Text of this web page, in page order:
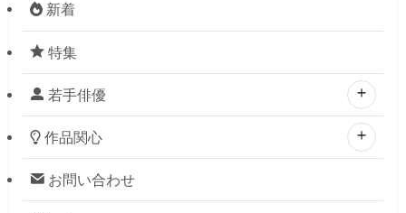
新着
特集
若手俳優
作品関心
お問い合わせ